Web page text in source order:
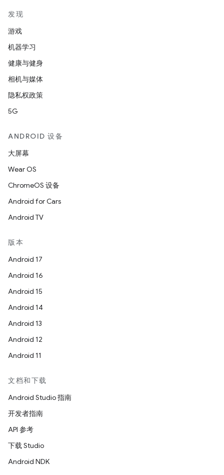
发现
游戏
机器学习
健康与健身
相机与媒体
隐私权政策
5G
ANDROID 设备
大屏幕
Wear OS
ChromeOS 设备
Android for Cars
Android TV
版本
Android 17
Android 16
Android 15
Android 14
Android 13
Android 12
Android 11
文档和下载
Android Studio 指南
开发者指南
API 参考
下载 Studio
Android NDK